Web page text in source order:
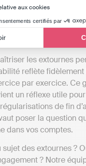
aux cookies
certifiés par
les mêmes
que dans
le sens
les extournes
reflète
par exercice. Ce
un réflexe utile
de fin
poser la question
dans vos comptes.
des extournes ?
? Notre